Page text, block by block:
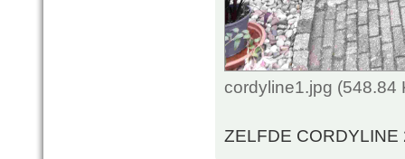
cordyline1.jpg (548.84
ZELFDE CORDYLINE